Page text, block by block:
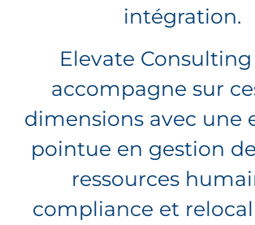
intégration.
Elevate
accompagne sur
dimensions avec une
pointue en gestion
ressources
compliance et